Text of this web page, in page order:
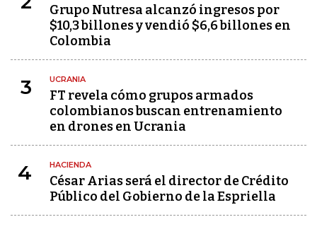
Grupo Nutresa alcanzó ingresos por
$10,3 billones y vendió $6,6 billones en
Colombia
3 UCRANIA
FT revela cómo grupos armados
colombianos buscan entrenamiento
en drones en Ucrania
4 HACIENDA
César Arias será el director de Crédito
Público del Gobierno de la Espriella